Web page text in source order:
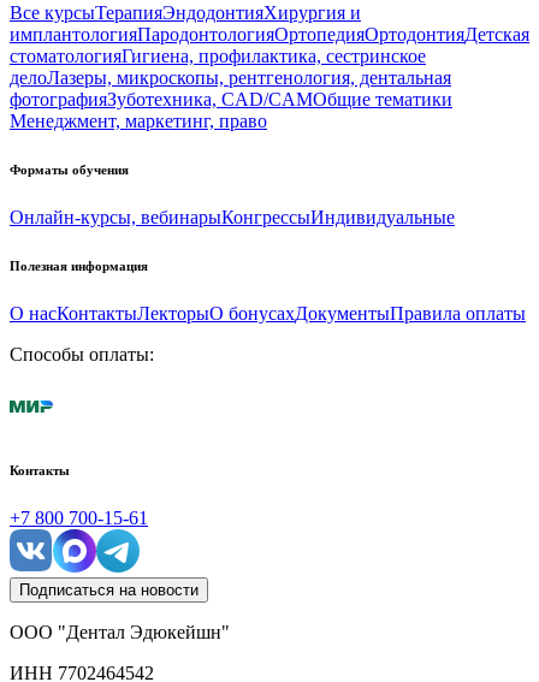
Все курсыТерапияЭндодонтияХирургия и
имплантологияПародонтологияОртопедияОртодонтияДетская
стоматологияГигиена, профилактика, сестринское
делоЛазеры, микроскопы, рентгенология, дентальная
фотографияЗуботехника, CAD/CAMОбщие тематики
Менеджмент, маркетинг, право
Форматы обучения
Онлайн-курсы, вебинарыКонгрессыИндивидуальные
Полезная информация
О насКонтактыЛекторыО бонусахДокументыПравила оплаты
Способы оплаты:
Контакты
+7 800 700-15-61
Подписаться на новости
ООО "Дентал Эдюкейшн"
ИНН 7702464542